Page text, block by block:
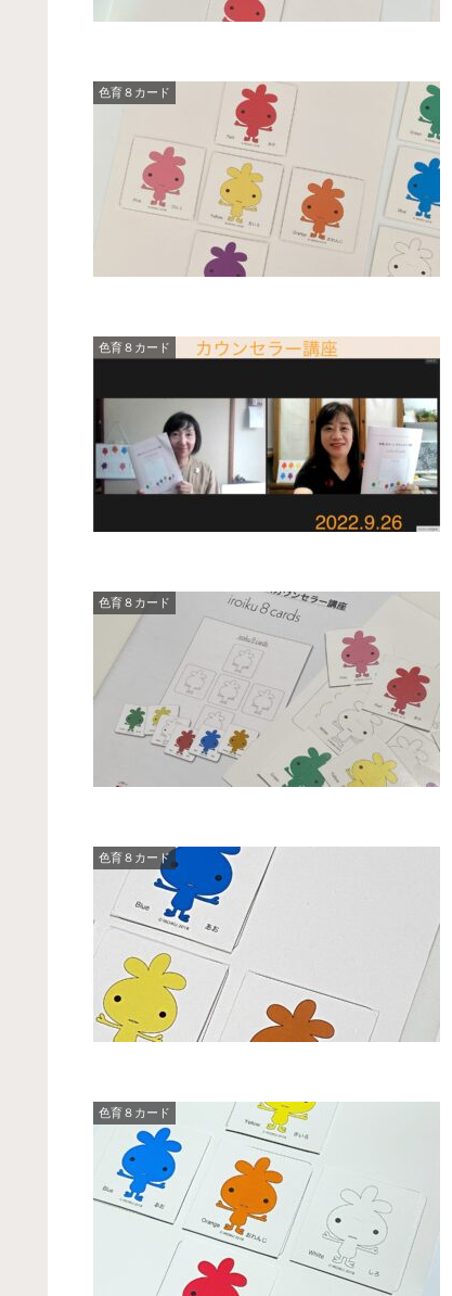
色育８カード
色育８カード
色育８カード
色育８カード
色育８カード